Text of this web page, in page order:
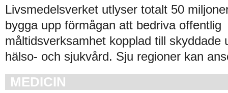
Livsmedelsverket utlyser totalt 50
bygga upp förmågan att bedriva offentlig
måltidsverksamhet kopplad till skyddade
hälso- och sjukvård. Sju regioner kan
MEDICIN